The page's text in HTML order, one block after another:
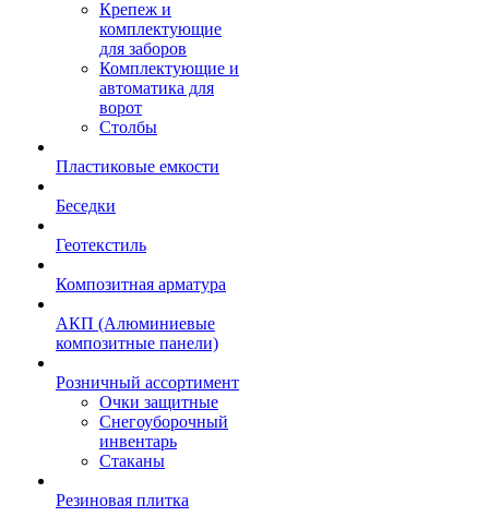
Крепеж и
комплектующие
для заборов
Комплектующие и
автоматика для
ворот
Столбы
Пластиковые емкости
Беседки
Геотекстиль
Композитная арматура
АКП (Алюминиевые
композитные панели)
Розничный ассортимент
Очки защитные
Снегоуборочный
инвентарь
Стаканы
Резиновая плитка